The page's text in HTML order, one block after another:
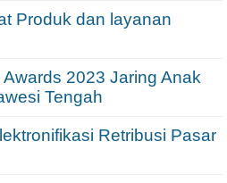
Produk dan layanan
2023 Jaring Anak
Tengah
Retribusi Pasar